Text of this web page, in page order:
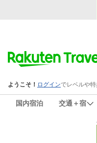
国内宿泊 交通＋宿